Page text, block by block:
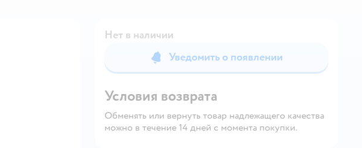
Нет в наличии
Уведомить о появлении
Условия возврата
Обменять или вернуть товар надлежащего качества
можно в течение 14 дней с момента покупки.